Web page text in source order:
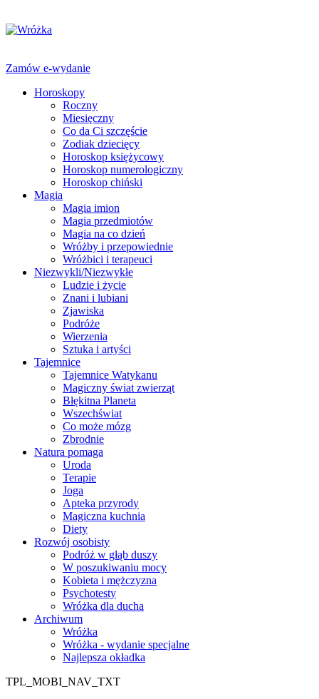
Zamów e-wydanie
Horoskopy
Roczny
Miesięczny
Co da Ci szczęście
Zodiak dziecięcy
Horoskop księżycowy
Horoskop numerologiczny
Horoskop chiński
Magia
Magia imion
Magia przedmiotów
Magia na co dzień
Wróżby i przepowiednie
Wróżbici i terapeuci
Niezwykli/Niezwykłe
Ludzie i życie
Znani i lubiani
Zjawiska
Podróże
Wierzenia
Sztuka i artyści
Tajemnice
Tajemnice Watykanu
Magiczny świat zwierząt
Błękitna Planeta
Wszechświat
Co może mózg
Zbrodnie
Natura pomaga
Uroda
Terapie
Joga
Apteka przyrody
Magiczna kuchnia
Diety
Rozwój osobisty
Podróż w głąb duszy
W poszukiwaniu mocy
Kobieta i mężczyzna
Psychotesty
Wróżka dla ducha
Archiwum
Wróżka
Wróżka - wydanie specjalne
Najlepsza okładka
TPL_MOBI_NAV_TXT